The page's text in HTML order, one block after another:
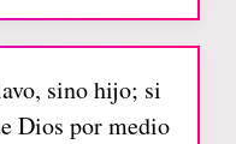
sino hijo; si
Dios por medio